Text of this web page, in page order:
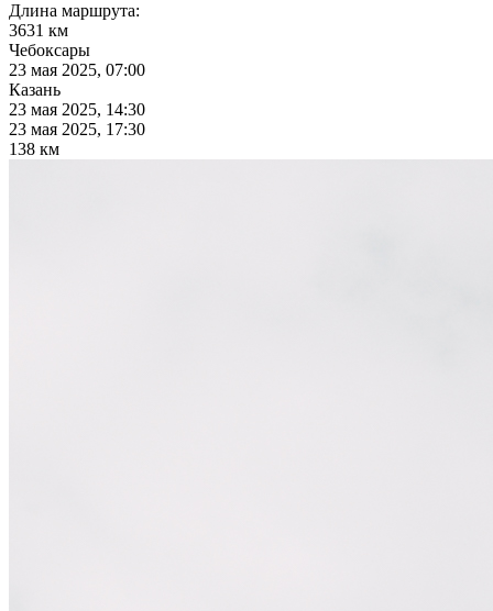
Длина маршрута:
3631 км
Чебоксары
23 мая 2025, 07:00
Казань
23 мая 2025, 14:30
23 мая 2025, 17:30
138 км